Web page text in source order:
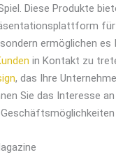
Diese Produkte
für
ermöglichen es
in Kontakt zu
, das Ihre
Sie das Interesse an